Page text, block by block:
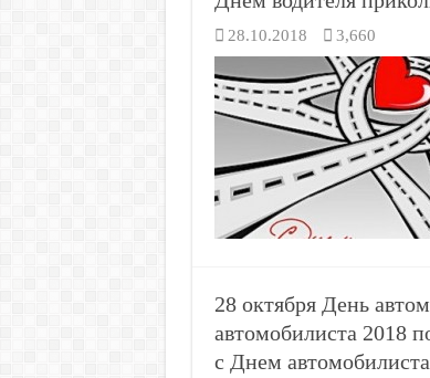
28.10.2018 3,660
28 октября День
автомобилиста 2018
с Днем